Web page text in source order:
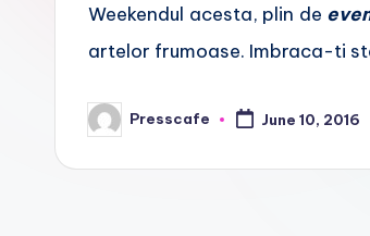
o
Weekendul acesta, plin de
artelor frumoase. Imbraca-ti
Posted
by
Presscafe June 10, 2016